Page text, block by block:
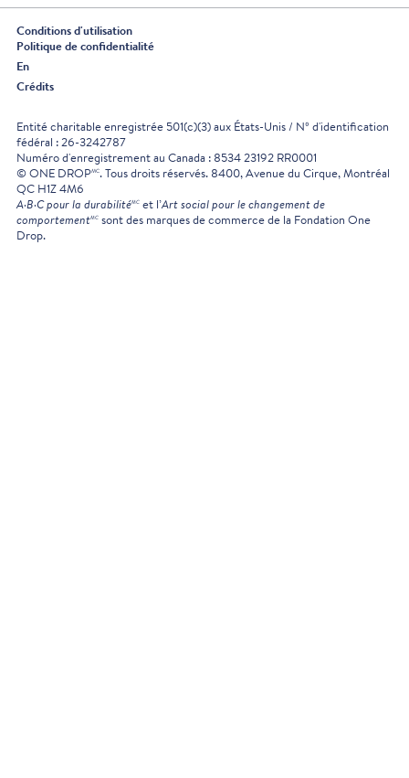
Entité charitable enregistrée 501(c)(3) aux États-Unis / Nº d'identification
fédéral : 26-3242787
Numéro d'enregistrement au Canada : 8534 23192 RR0001
© ONE DROPMC. Tous droits réservés. 8400, Avenue du Cirque, Montréal
QC H1Z 4M6
A·B·C pour la durabilitéMC et l’Art social pour le changement de
comportementMC sont des marques de commerce de la Fondation One
Drop.
Crédits
En
Politique de confidentialité
Conditions d'utilisation